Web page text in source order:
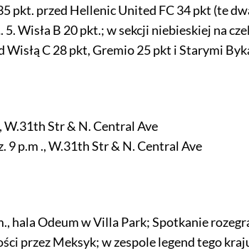
pkt. przed Hellenic United FC 34 pkt (te
Wisła B 20 pkt.; w sekcji niebieskiej na
C 28 pkt, Gremio 25 pkt i Starymi
W.31th Str & N. Central Ave
p.m ., W.31th Str & N. Central Ave
hala Odeum w Villa Park; Spotkanie
przez Meksyk; w zespole legend tego